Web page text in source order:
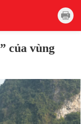
của vùng